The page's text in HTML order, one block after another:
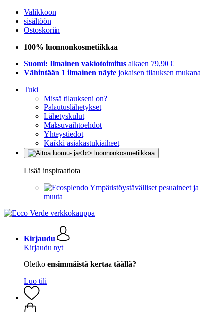
Valikkoon
sisältöön
Ostoskoriin
100% luonnonkosmetiikkaa
Suomi: Ilmainen vakiotoimitus alkaen 79,90 €
Vähintään 1 ilmainen näyte jokaisen tilauksen mukana
Tuki
Missä tilaukseni on?
Palautuslähetykset
Lähetyskulut
Maksuvaihtoehdot
Yhteystiedot
Kaikki asiakastukiaiheet
Lisää inspiraatiota
Ympäristöystävälliset pesuaineet ja
muuta
Kirjaudu
Kirjaudu nyt
Oletko ensimmäistä kertaa täällä?
Luo tili